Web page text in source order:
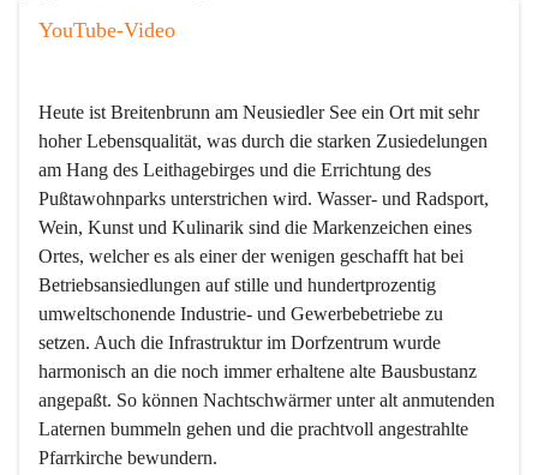
YouTube-Video
Heute ist Breitenbrunn am Neusiedler See ein Ort mit sehr
hoher Lebensqualität, was durch die starken Zusiedelungen
am Hang des Leithagebirges und die Errichtung des
Pußtawohnparks unterstrichen wird. Wasser- und Radsport,
Wein, Kunst und Kulinarik sind die Markenzeichen eines
Ortes, welcher es als einer der wenigen geschafft hat bei
Betriebsansiedlungen auf stille und hundertprozentig
umweltschonende Industrie- und Gewerbebetriebe zu
setzen. Auch die Infrastruktur im Dorfzentrum wurde
harmonisch an die noch immer erhaltene alte Bausbustanz
angepaßt. So können Nachtschwärmer unter alt anmutenden
Laternen bummeln gehen und die prachtvoll angestrahlte
Pfarrkirche bewundern.